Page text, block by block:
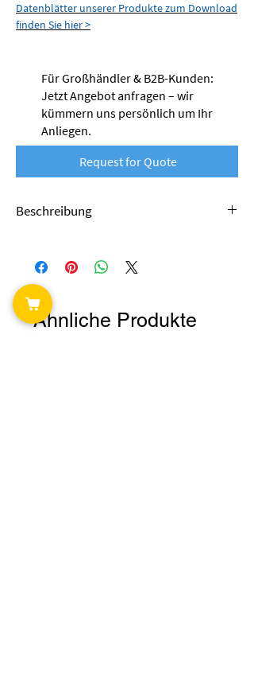
Datenblätter unserer Produkte zum Download
finden Sie hier >
Für Großhändler & B2B-Kunden:
Jetzt Angebot anfragen – wir
kümmern uns persönlich um Ihr
Anliegen.
Request for Quote
Beschreibung
recycelten Produktionsabfällen hergestellt
und leistet damit einen wertvollen Beitrag zur
Kreislaufwirtschaft. Als Alternative zu
Materialien aus Primärproduktion tragen diese
Produkte dazu bei, Ressourcen zu schonen,
Ähnliche Produkte